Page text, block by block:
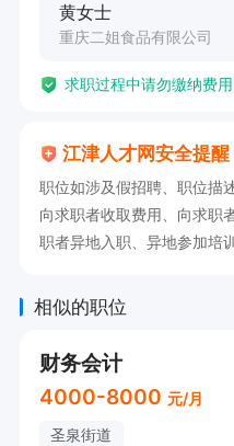
5、熟练处理账务及编
言表达能力，具备良好
黄女士
重庆二姐食品有限公司
求职过程中请勿缴纳费
江津人才网安全提醒
职位如涉及假招聘、职位描
向求职者收取费用、向求职
职者异地入职、异地参加培
相似的职位
财务会计
4000-8000 元/月
圣泉街道